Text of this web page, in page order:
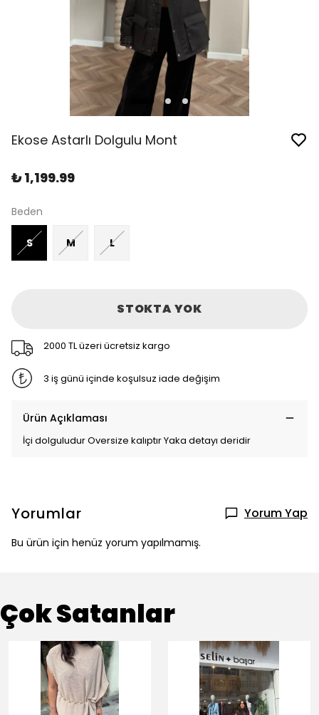
Ekose Astarlı Dolgulu Mont
₺ 1,199.99
Beden
S M L
STOKTA YOK
2000 TL üzeri ücretsiz kargo
3 iş günü içinde koşulsuz iade değişim
Ürün Açıklaması
İçi dolguludur Oversize kalıptır Yaka detayı deridir
Yorumlar Yorum Yap
Bu ürün için henüz yorum yapılmamış.
Çok Satanlar